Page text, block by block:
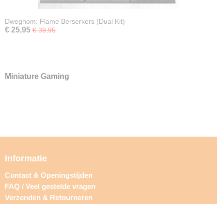
Dweghom: Flame Berserkers (Dual Kit)
€ 25,95 € 39,95
Miniature Gaming
Informatie
Contact & Openingstijden
FAQ / Veel gestelde vragen
Verzenden & Retourneren